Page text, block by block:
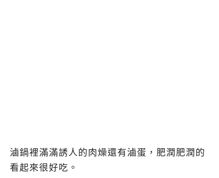
滷鍋裡滿滿誘人的肉燥還有滷蛋，肥潤肥潤的
看起來很好吃。